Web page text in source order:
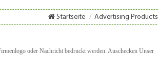
Startseite / Advertising Products
oder Nachricht bedruckt werden. Auschecken Unser